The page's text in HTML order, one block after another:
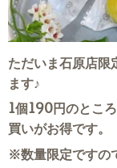
ただいま石原店限
ます♪
1個190円のとこ
買いがお得です。
※数量限定ですの